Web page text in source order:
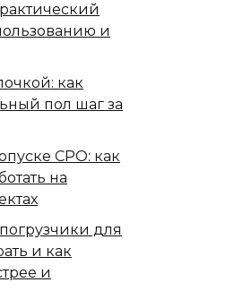
и
как
пол шаг за
СРО: как
на
для
и как
и